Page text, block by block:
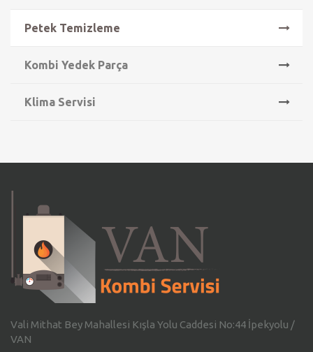
Petek Temizleme
Kombi Yedek Parça
Klima Servisi
Vali Mithat Bey Mahallesi Kışla Yolu Caddesi No:44 İpekyolu /
VAN